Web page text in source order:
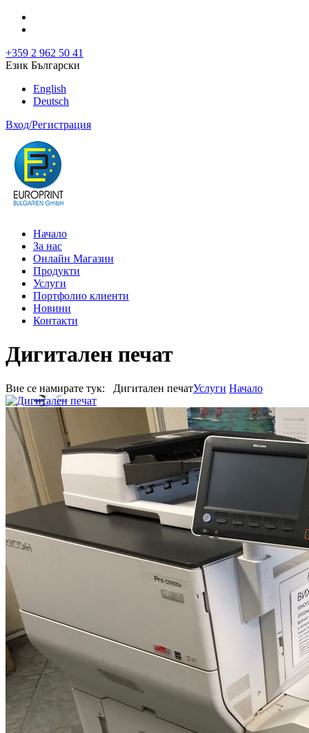
+359 2 962 50 41
Език Български
English
Deutsch
Вход/Регистрация
Начало
За нас
Онлайн Магазин
Продукти
Услуги
Портфолио клиенти
Новини
Контакти
Дигитален печат
Вие се намирате тук: Дигитален печатУслуги Начало